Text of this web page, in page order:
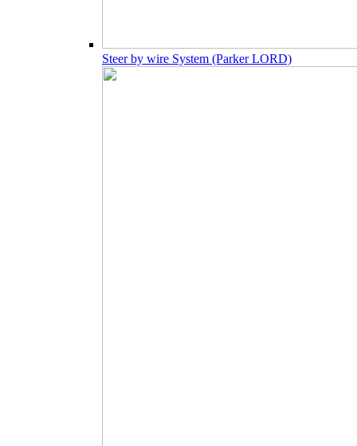
Steer by wire System (Parker LORD)